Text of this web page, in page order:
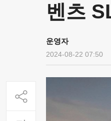
벤츠
운영자
2024-08-22 07:50